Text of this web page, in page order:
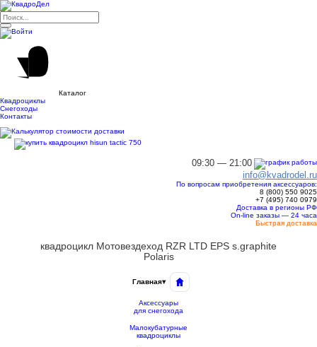
Каталог
Квадроциклы
Снегоходы
Контакты
09:30 — 21:00
info@kvadrodel.ru
По вопросам приобретения аксессуаров:
8 (800) 550 9025
+7 (495) 740 0979
Доставка в регионы РФ
On-line заказы — 24 часа
Быстрая доставка
квадроцикл Мотовездеход RZR LTD EPS s.graphite
Polaris
Главная▾
Аксессуары
для снегохода
Малокубатурные
квадроциклы